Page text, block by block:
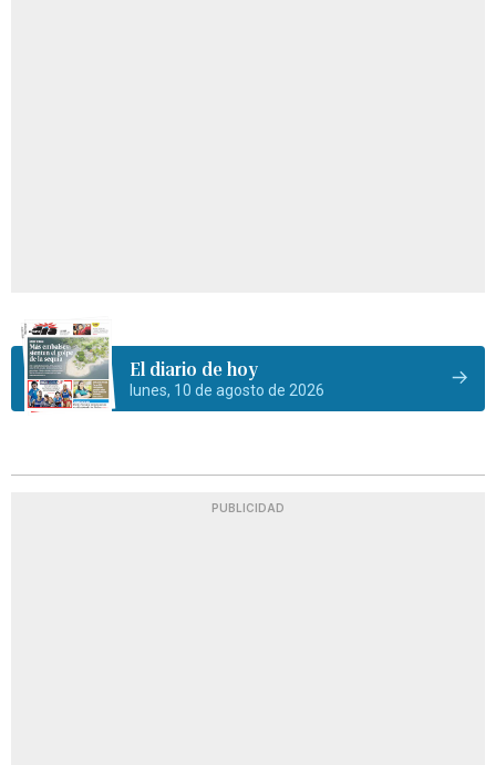
El diario de hoy
lunes, 10 de agosto de 2026
PUBLICIDAD